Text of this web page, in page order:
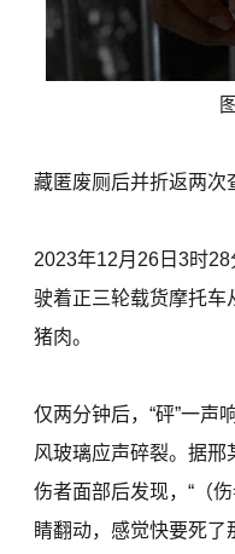
藏匿废厕后并折返两次
2023年12月26日3时
驶着正三轮载货摩托车
猪肉。
仅两分钟后，“砰”一声
风玻璃应声碎裂。据邢
伤者面部后发现，“（
睛翻动，感觉快要死了